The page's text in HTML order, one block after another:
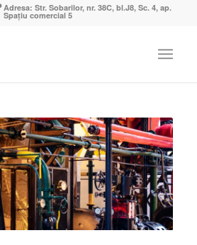
Adresa: Str. Sobarilor, nr. 38C, bl.J8, Sc. 4, ap.
Spațiu comercial 5